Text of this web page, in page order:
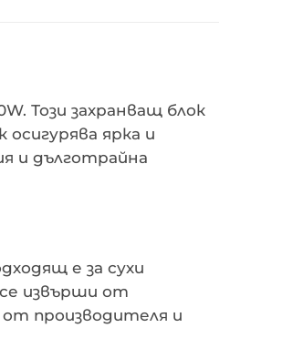
Този захранващ блок
ярка и
и дълготрайна
е за сухи
извърши от
от производителя и